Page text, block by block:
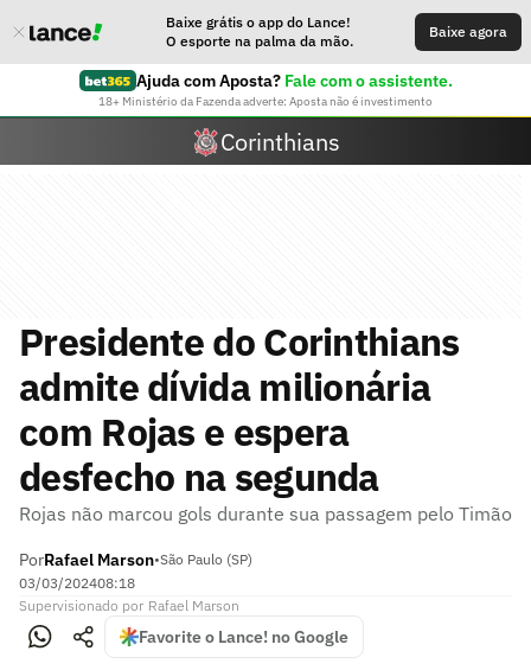
Baixe grátis o app do Lance!
O esporte na palma da mão.
Baixe agora
Ajuda com Aposta? Fale com o assistente.
18+ Ministério da Fazenda adverte: Aposta não é investimento
Corinthians
Presidente do Corinthians
admite dívida milionária
com Rojas e espera
desfecho na segunda
Rojas não marcou gols durante sua passagem pelo Timão
PorRafael Marson•São Paulo (SP)
03/03/202408:18
Supervisionado por Rafael Marson
Favorite o Lance! no Google